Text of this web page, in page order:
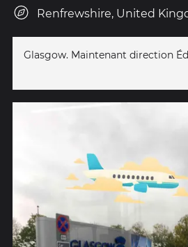
Renfrewshire, United
Glasgow. Maintenant direction